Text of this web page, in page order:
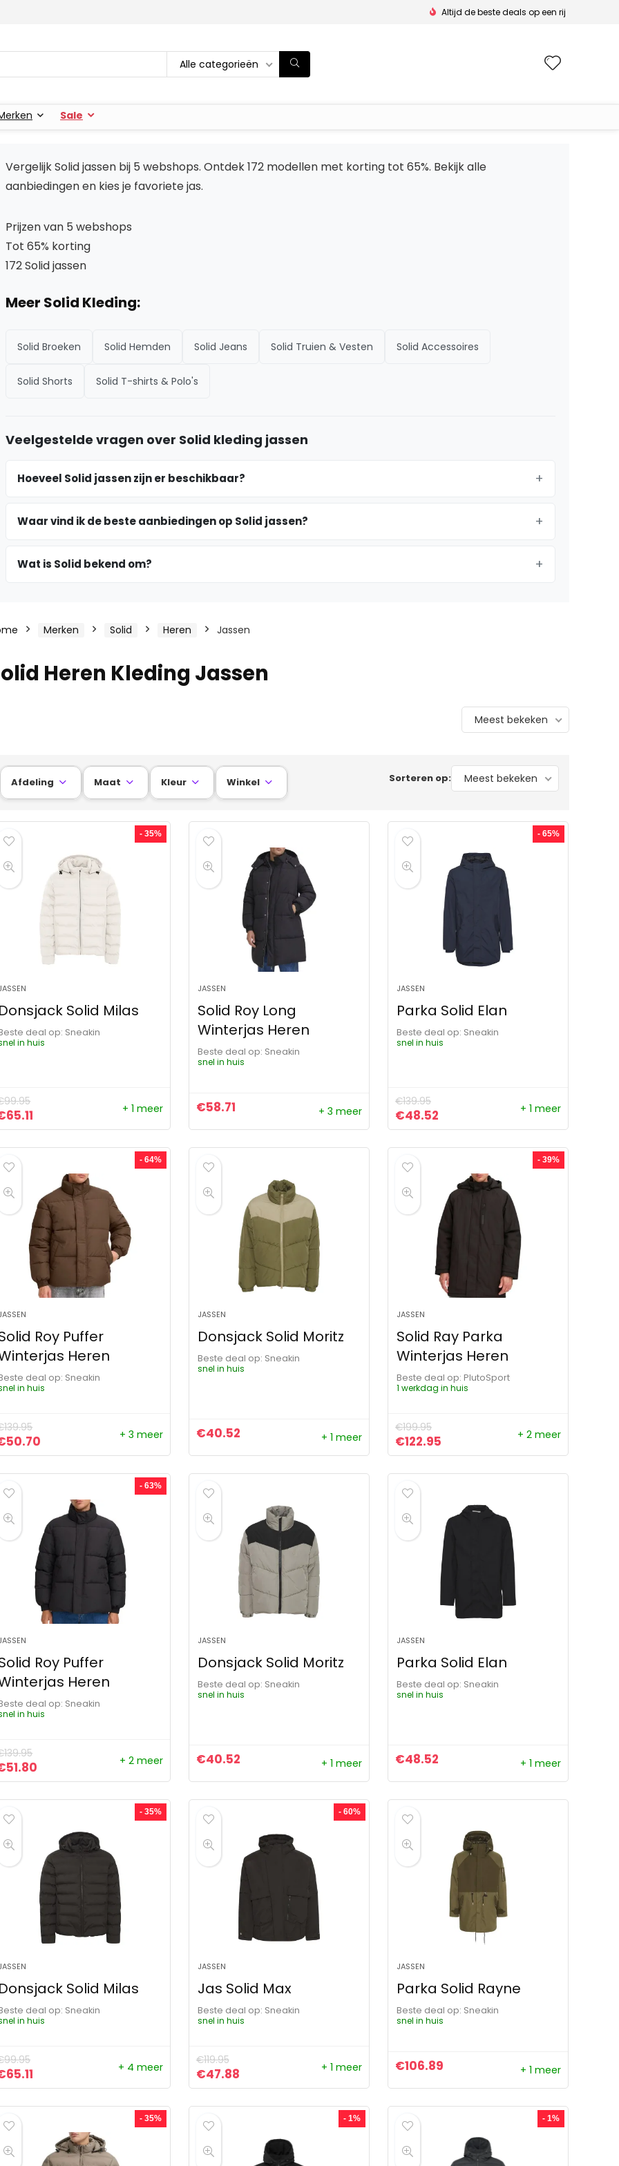
Altijd de beste deals op een rij
Alle categorieën
Sale
Vergelijk Solid jassen bij 5 webshops. Ontdek 172 modellen met korting tot 65%. Bekijk alle
aanbiedingen en kies je favoriete jas.
Prijzen van 5 webshops
Tot 65% korting
172 Solid jassen
Meer Solid Kleding:
Solid Broeken Solid Hemden Solid Jeans Solid Truien & Vesten Solid Accessoires
Solid Shorts Solid T-shirts & Polo's
Veelgestelde vragen over Solid kleding jassen
Hoeveel Solid jassen zijn er beschikbaar?
Waar vind ik de beste aanbiedingen op Solid jassen?
Wat is Solid bekend om?
Merken Solid Heren Jassen
Heren Kleding Jassen
Meest bekeken
Sorteren op: Meest bekeken
Afdeling  Maat  Kleur  Winkel 
- 35%
Solid Milas
deal op:
Sneakin
in huis
99.95
prijs was: €99.95.
65.11 Huidige prijs is: €65.11.
+ 1 meer
JASSEN
Solid Roy Long
Winterjas Heren
Beste deal op:
Sneakin
snel in huis
€58.71 + 3 meer
- 65%
JASSEN
Parka Solid Elan
Beste deal op:
Sneakin
snel in huis
€139.95
Oorspronkelijke prijs was: €139.95.
€48.52 Huidige prijs is: €48.52.
+ 1 meer
- 64%
Roy Puffer
Heren
deal op:
Sneakin
in huis
139.95
prijs was: €139.95.
50.70 Huidige prijs is: €50.70.
+ 3 meer
JASSEN
Donsjack Solid Moritz
Beste deal op:
Sneakin
snel in huis
€40.52 + 1 meer
- 39%
JASSEN
Solid Ray Parka
Winterjas Heren
Beste deal op:
PlutoSport
1 werkdag in huis
€199.95
Oorspronkelijke prijs was: €199.95.
€122.95 Huidige prijs is: €122.95.
+ 2 meer
- 63%
Roy Puffer
Heren
deal op:
Sneakin
in huis
139.95
prijs was: €139.95.
51.80 Huidige prijs is: €51.80.
+ 2 meer
JASSEN
Donsjack Solid Moritz
Beste deal op:
Sneakin
snel in huis
€40.52 + 1 meer
JASSEN
Parka Solid Elan
Beste deal op:
Sneakin
snel in huis
€48.52 + 1 meer
- 35%
Solid Milas
deal op:
Sneakin
in huis
99.95
prijs was: €99.95.
65.11 Huidige prijs is: €65.11.
+ 4 meer
- 60%
JASSEN
Jas Solid Max
Beste deal op:
Sneakin
snel in huis
€119.95
Oorspronkelijke prijs was: €119.95.
€47.88Huidige prijs is: €47.88.
+ 1 meer
JASSEN
Parka Solid Rayne
Beste deal op:
Sneakin
snel in huis
€106.89 + 1 meer
- 35% - 1% - 1%